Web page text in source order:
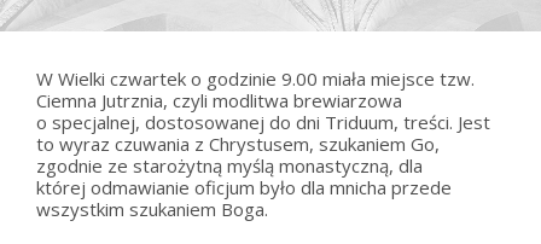
W Wielki czwartek o godzinie 9.00 miała miejsce tzw.
Ciemna Jutrznia, czyli modlitwa brewiarzowa
o specjalnej, dostosowanej do dni Triduum, treści. Jest
to wyraz czuwania z Chrystusem, szukaniem Go,
zgodnie ze starożytną myślą monastyczną, dla
której odmawianie oficjum było dla mnicha przede
wszystkim szukaniem Boga.